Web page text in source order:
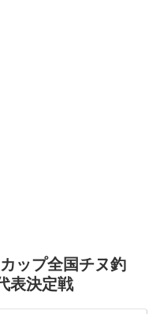
ップ全国チヌ釣
表決定戦